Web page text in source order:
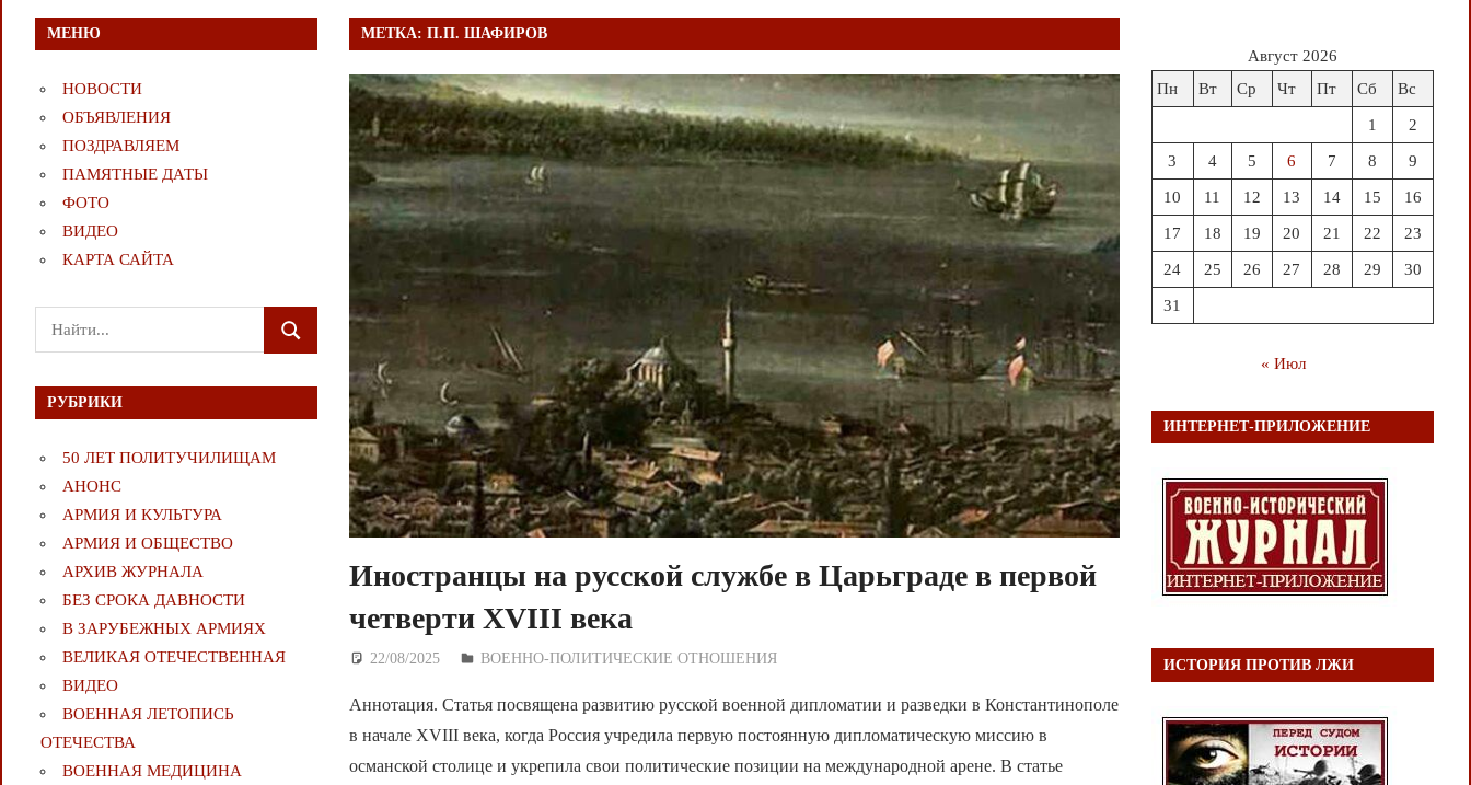
МЕТКА:П.П. ШАФИРОВ
Иностранцы на русской службе в Царьграде в первой
четверти XVIII века
22/08/2025 Дежурный по Редакции
ВОЕННО-ПОЛИТИЧЕСКИE ОТНОШЕНИЯ
Аннотация. Статья посвящена развитию русской военной дипломатии и разведки в Константинополе
в начале XVIII века, когда Россия учредила первую постоянную дипломатическую миссию в
османской столице и укрепила свои политические позиции на международной арене. В статье
МЕНЮ
НОВОСТИ
ОБЪЯВЛЕНИЯ
ПОЗДРАВЛЯЕМ
ПАМЯТНЫЕ ДАТЫ
ФОТО
ВИДЕО
КАРТА САЙТА
Поиск
для:
ПОИСК
РУБРИКИ
50 ЛЕТ ПОЛИТУЧИЛИЩАМ
АНОНС
АРМИЯ И КУЛЬТУРА
АРМИЯ И ОБЩЕСТВО
АРХИВ ЖУРНАЛА
БЕЗ СРОКА ДАВНОСТИ
В ЗАРУБЕЖНЫХ АРМИЯХ
ВЕЛИКАЯ ОТЕЧЕСТВЕННАЯ
ВИДЕО
ВОЕННАЯ ЛЕТОПИСЬ
ОТЕЧЕСТВА
ВОЕННАЯ МЕДИЦИНА
Август 2026
Пн
Вт Ср Чт Пт Сб Вс
1 2
3 4 5 6 7 8 9
10 11 12 13 14 15 16
17 18 19 20 21 22 23
24 25 26 27 28 29 30
31
« Июл
ИНТЕРНЕТ-ПРИЛОЖЕНИЕ
ИСТОРИЯ ПРОТИВ ЛЖИ